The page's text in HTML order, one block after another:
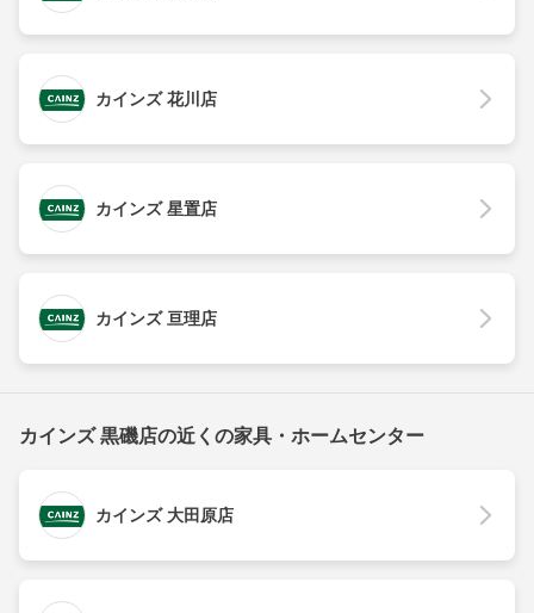
カインズ 花川店
カインズ 星置店
カインズ 亘理店
カインズ 黒磯店の近くの家具・ホームセンター
カインズ 大田原店